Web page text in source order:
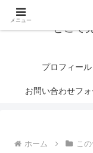
どこで
プロフィール
お問い合わせフ
ホーム こ
メニュー